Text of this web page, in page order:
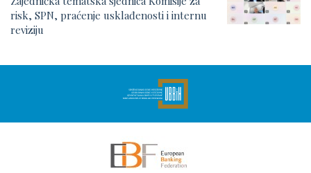
risk, SPN, praćenje usklađenosti i internu
reviziju